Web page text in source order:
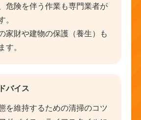
危険を伴う作業も専門業者が
。
家財や建物の保護（養生）も
す。
バイス
を維持するための清掃のコツ